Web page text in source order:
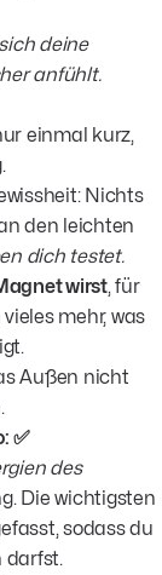
deine
anfühlt.
einmal kurz,
Nichts
den leichten
dich testet.
wirst, für
mehr, was
Außen nicht
✅
des
Die wichtigsten
sodass du
darfst.